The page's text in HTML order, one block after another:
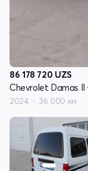
86 178 720 UZS
2024 36 000 км